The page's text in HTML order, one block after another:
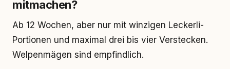
mitmachen?
Ab 12 Wochen, aber nur mit winzigen Leckerli-
Portionen und maximal drei bis vier Verstecken.
Welpenmägen sind empfindlich.